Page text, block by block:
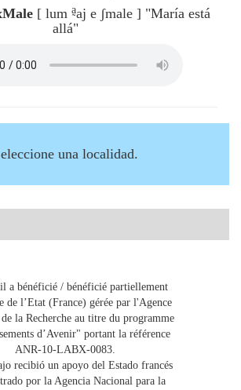
[ lum a̰aj e ʃmale ] "María está
allá"
una localidad.
a bénéficié / bénéficié partiellement
de l’Etat (France) gérée par l'Agence
la Recherche au titre du programme
d’Avenir" portant la référence
ANR-10-LABX-0083.
recibió un apoyo del Estado francés
por la Agencia Nacional para la